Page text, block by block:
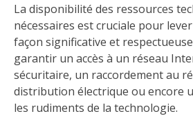
La disponibilité des ressources
nécessaires est cruciale pour
façon significative et
garantir un accès à un réseau
sécuritaire, un raccordement au
distribution électrique ou encore
les rudiments de la technologie.